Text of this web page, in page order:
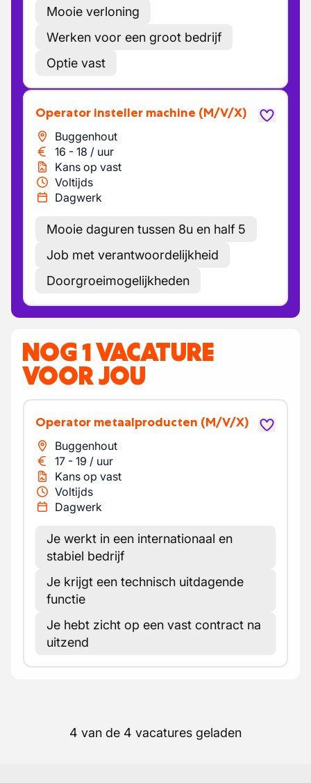
Mooie verloning
Werken voor een groot bedrijf
Optie vast
Operator insteller machine (M/V/X)
Buggenhout
16 - 18 / uur
Kans op vast
Voltijds
Dagwerk
Mooie daguren tussen 8u en half 5
Job met verantwoordelijkheid
Doorgroeimogelijkheden
NOG 1 VACATURE
VOOR JOU
Operator metaalproducten (M/V/X)
Buggenhout
17 - 19 / uur
Kans op vast
Voltijds
Dagwerk
Je werkt in een internationaal en
stabiel bedrijf
Je krijgt een technisch uitdagende
functie
Je hebt zicht op een vast contract na
uitzend
4 van de 4 vacatures geladen